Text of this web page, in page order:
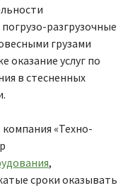
разгрузочные
грузами
оказание услуг по
в стесненных
«Техно-
,
сроки оказывать